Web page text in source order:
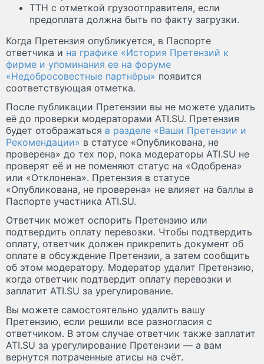
ТТН с отметкой грузоотправителя, если
предоплата должна быть по факту загрузки.
Когда Претензия опубликуется, в Паспорте
ответчика и на графике «История Претензий к
фирме и упоминания ее на форуме
«Недобросовестные партнёры» появится
соответствующая отметка.
После публикации Претензии вы не можете удалить
её до проверки модераторами ATI.SU. Претензия
будет отображаться в разделе «Ваши Претензии и
Рекомендации» в статусе «Опубликована, не
проверена» до тех пор, пока модераторы ATI.SU не
проверят её и не поменяют статус на «Одобрена»
или «Отклонена». Претензия в статусе
«Опубликована, не проверена» не влияет на баллы в
Паспорте участника ATI.SU.
Ответчик может оспорить Претензию или
подтвердить оплату перевозки. Чтобы подтвердить
оплату, ответчик должен прикрепить документ об
оплате в обсуждение Претензии, а затем сообщить
об этом модератору. Модератор удалит Претензию,
когда ответчик подтвердит оплату перевозки и
заплатит ATI.SU за урегулирование.
Вы можете самостоятельно удалить вашу
Претензию, если решили все разногласия с
ответчиком. В этом случае ответчик также заплатит
ATI.SU за урегулирование Претензии — а вам
вернутся потраченные атисы на счёт.